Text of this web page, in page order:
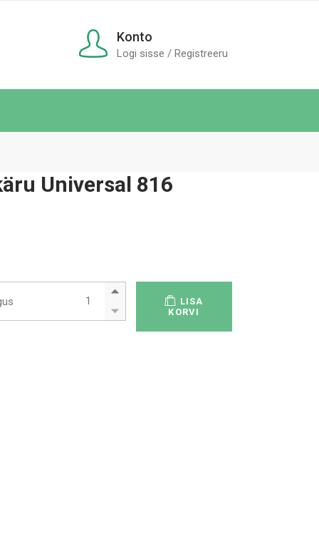
Konto
Logi sisse / Registreeru
Universal 816
Protseduurikäru Universal 816 Standard quantity
LISA
KORVI